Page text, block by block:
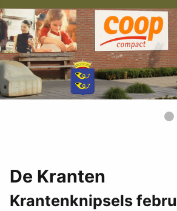
De Kranten
Krantenknipsels